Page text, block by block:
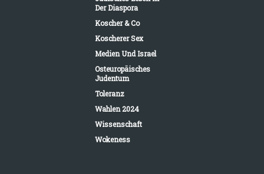
Der Diaspora
Koscher & Co
Koscherer Sex
Medien Und Israel
Osteuropäisches
Judentum
Toleranz
Wahlen 2024
Wissenschaft
Wokeness